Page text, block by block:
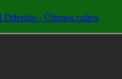
Diferido - Últimos cultos